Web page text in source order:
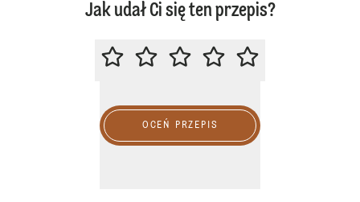
Jak udał Ci się ten przepis?
ZACHĘCAMY DO OCENY
OCEŃ PRZEPIS